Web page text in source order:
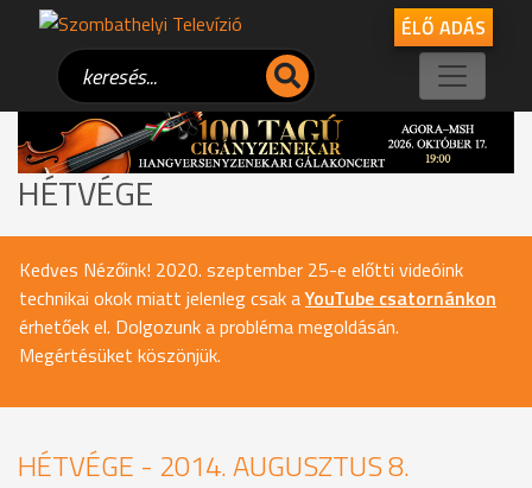
ÉLŐ ADÁS
HÉTVÉGE
Kedves Nézőink! 2020. szeptember 25-e előtti videóink
technikai okok miatt jelenleg csak aYouTube csatornánkon
érhetőek el. Dolgozunk a probléma megoldásán.
Megértésüket köszönjük.
HÉTVÉGE - 2014. AUGUSZTUS 8.